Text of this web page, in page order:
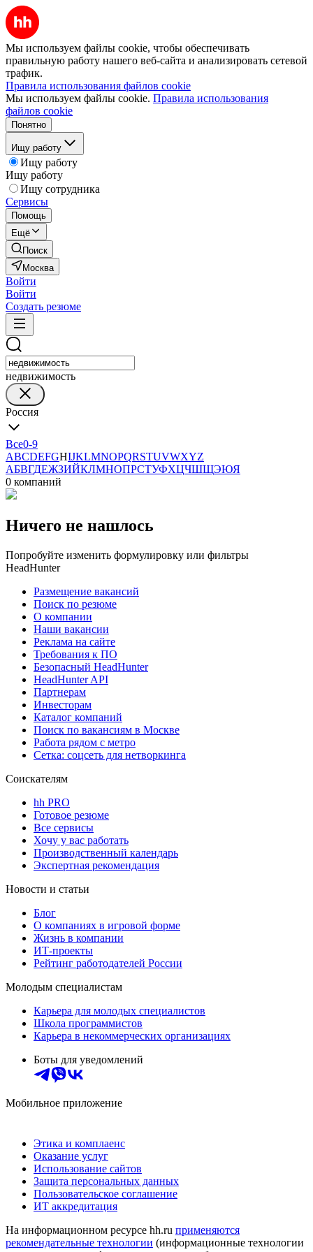
Мы используем файлы cookie, чтобы обеспечивать
правильную работу нашего веб-сайта и анализировать сетевой
трафик.
Правила использования файлов cookie
Мы используем файлы cookie. Правила использования
файлов cookie
Понятно
Ищу работу
Ищу работу
Ищу работу
Ищу сотрудника
Сервисы
Помощь
Ещё
Поиск
Москва
Войти
Войти
Создать резюме
недвижимость
Россия
Все0-9
ABCDEFGHIJKLMNOPQRSTUVWXYZ
АБВГДЕЖЗИЙКЛМНОПРСТУФХЦЧШЩЭЮЯ
0 компаний
Ничего не нашлось
Попробуйте изменить формулировку или фильтры
HeadHunter
Размещение вакансий
Поиск по резюме
О компании
Наши вакансии
Реклама на сайте
Требования к ПО
Безопасный HeadHunter
HeadHunter API
Партнерам
Инвесторам
Каталог компаний
Поиск по вакансиям в Москве
Работа рядом с метро
Сетка: соцсеть для нетворкинга
Соискателям
hh PRO
Готовое резюме
Все сервисы
Хочу у вас работать
Производственный календарь
Экспертная рекомендация
Новости и статьи
Блог
О компаниях в игровой форме
Жизнь в компании
ИТ-проекты
Рейтинг работодателей России
Молодым специалистам
Карьера для молодых специалистов
Школа программистов
Карьера в некоммерческих организациях
Боты для уведомлений
Мобильное приложение
Этика и комплаенс
Оказание услуг
Использование сайтов
Защита персональных данных
Пользовательское соглашение
ИТ аккредитация
На информационном ресурсе hh.ru применяются
рекомендательные технологии (информационные технологии